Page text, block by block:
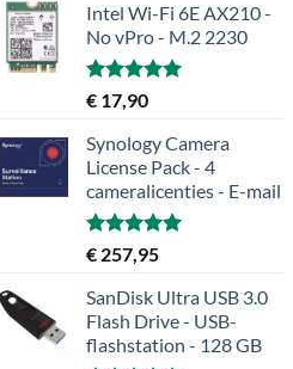
Intel Wi-Fi 6E AX210 -
No vPro - M.2 2230
Gewaardeerd
uit 5
€ 17,90
Synology Camera
License Pack - 4
cameralicenties - E-mail
Gewaardeerd
uit 5
€ 257,95
SanDisk Ultra USB 3.0
Flash Drive - USB-
flashstation - 128 GB